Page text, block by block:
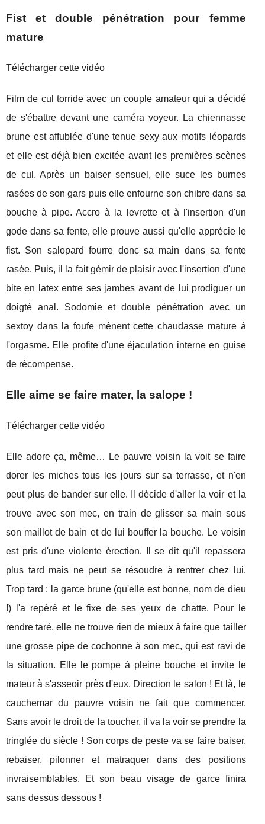
Fist et double pénétration pour femme
mature
Télécharger cette vidéo
Film de cul torride avec un couple amateur qui a décidé
de s'ébattre devant une caméra voyeur. La chiennasse
brune est affublée d'une tenue sexy aux motifs léopards
et elle est déjà bien excitée avant les premières scènes
de cul. Après un baiser sensuel, elle suce les burnes
rasées de son gars puis elle enfourne son chibre dans sa
bouche à pipe. Accro à la levrette et à l'insertion d'un
gode dans sa fente, elle prouve aussi qu'elle apprécie le
fist. Son salopard fourre donc sa main dans sa fente
rasée. Puis, il la fait gémir de plaisir avec l'insertion d'une
bite en latex entre ses jambes avant de lui prodiguer un
doigté anal. Sodomie et double pénétration avec un
sextoy dans la foufe mènent cette chaudasse mature à
l'orgasme. Elle profite d'une éjaculation interne en guise
de récompense.
Elle aime se faire mater, la salope !
Télécharger cette vidéo
Elle adore ça, même… Le pauvre voisin la voit se faire
dorer les miches tous les jours sur sa terrasse, et n'en
peut plus de bander sur elle. Il décide d'aller la voir et la
trouve avec son mec, en train de glisser sa main sous
son maillot de bain et de lui bouffer la bouche. Le voisin
est pris d'une violente érection. Il se dit qu'il repassera
plus tard mais ne peut se résoudre à rentrer chez lui.
Trop tard : la garce brune (qu'elle est bonne, nom de dieu
!) l'a repéré et le fixe de ses yeux de chatte. Pour le
rendre taré, elle ne trouve rien de mieux à faire que tailler
une grosse pipe de cochonne à son mec, qui est ravi de
la situation. Elle le pompe à pleine bouche et invite le
mateur à s'asseoir près d'eux. Direction le salon ! Et là, le
cauchemar du pauvre voisin ne fait que commencer.
Sans avoir le droit de la toucher, il va la voir se prendre la
tringlée du siècle ! Son corps de peste va se faire baiser,
rebaiser, pilonner et matraquer dans des positions
invraisemblables. Et son beau visage de garce finira
sans dessus dessous !